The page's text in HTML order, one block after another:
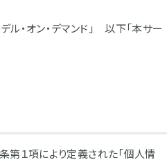
・オン・デマンド」 以下「本サー
第１項により定義された「個人情